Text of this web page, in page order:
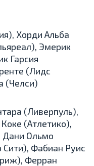
Хорди Альба
Эмерик
Гарсия
(Лидс
(Челси)
(Ливерпуль),
(Атлетико),
Дани Ольмо
Фабиан Руис
Ферран